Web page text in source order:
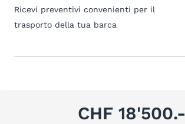
Ricevi preventivi convenienti per il
trasporto della tua barca
CHF 18'500.-